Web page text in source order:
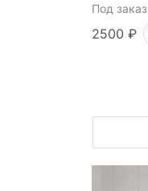
Под заказ
2500 ₽